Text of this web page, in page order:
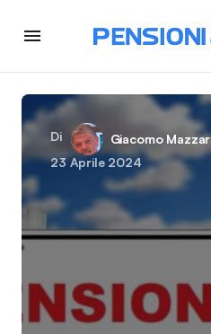
Di
Giacomo
23 Aprile 2024